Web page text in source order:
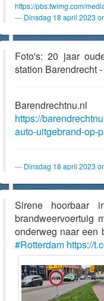
https://pbs.twimg.com/
Dinsdag 18 april 2023
Foto's: 20 jaar
station Barendrecht -
Barendrechtnu.nl
https://
auto-uitgebrand-op-
Dinsdag 18 april 2023
Sirene hoorbaar
brandweervoertuig
onderweg naar een
#Rotterdam https://